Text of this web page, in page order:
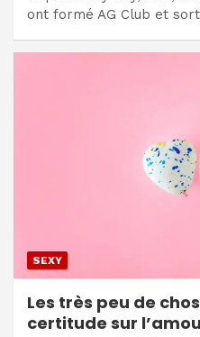
ont formé AG Club et
SEXY
Les très peu de
certitude sur